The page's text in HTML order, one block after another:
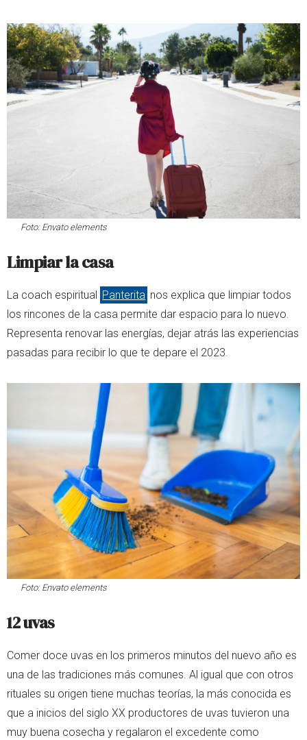
Foto: Envato elements
Limpiar la casa
La coach espiritual Panterita nos explica que limpiar todos
los rincones de la casa permite dar espacio para lo nuevo.
Representa renovar las energías, dejar atrás las experiencias
pasadas para recibir lo que te depare el 2023.
Foto: Envato elements
12 uvas
Comer doce uvas en los primeros minutos del nuevo año es
una de las tradiciones más comunes. Al igual que con otros
rituales su origen tiene muchas teorías, la más conocida es
que a inicios del siglo XX productores de uvas tuvieron una
muy buena cosecha y regalaron el excedente como